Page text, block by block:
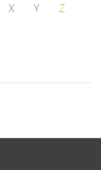
X Y
Z